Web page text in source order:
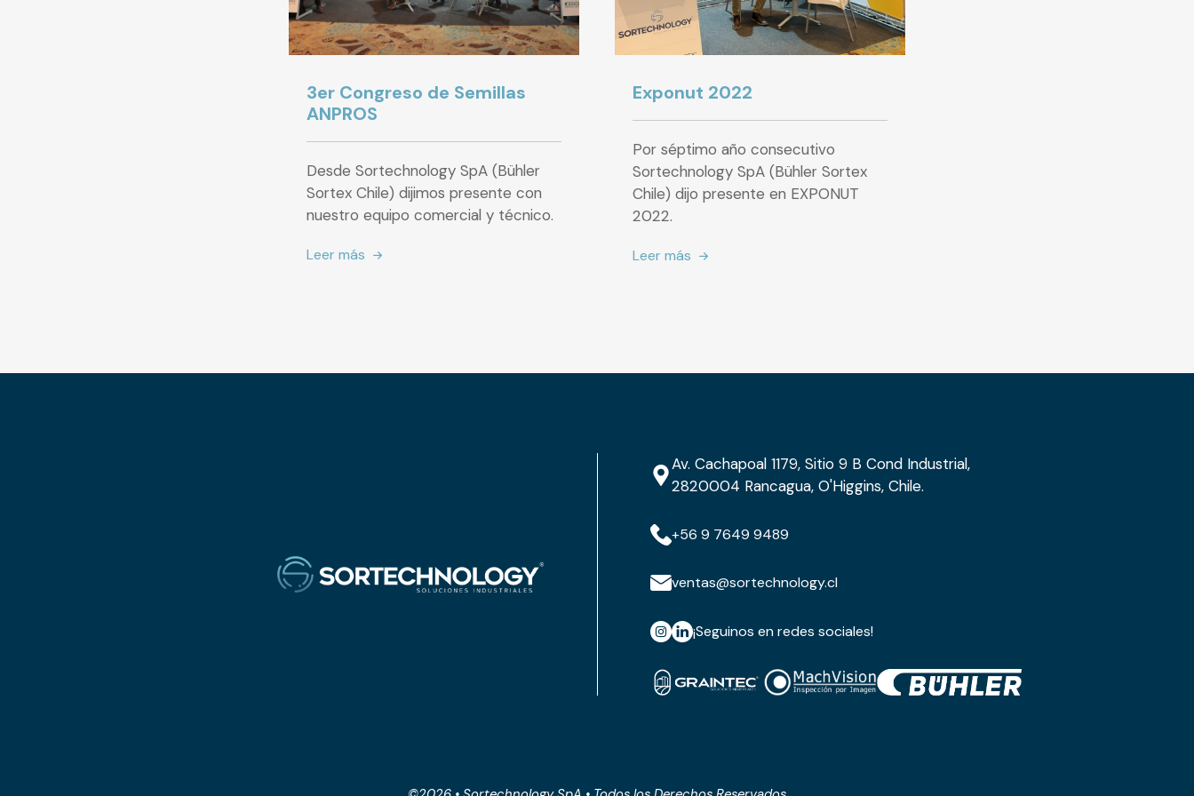
3er Congreso de Semillas
ANPROS
Desde Sortechnology SpA (Bühler
Sortex Chile) dijimos presente con
nuestro equipo comercial y técnico.
Leer más
Exponut 2022
Por séptimo año consecutivo
Sortechnology SpA (Bühler Sortex
Chile) dijo presente en EXPONUT
2022.
Leer más
Av. Cachapoal 1179, Sitio 9 B Cond Industrial,
2820004 Rancagua, O'Higgins, Chile.
+56 9 7649 9489
ventas@sortechnology.cl
¡Seguinos en redes sociales!